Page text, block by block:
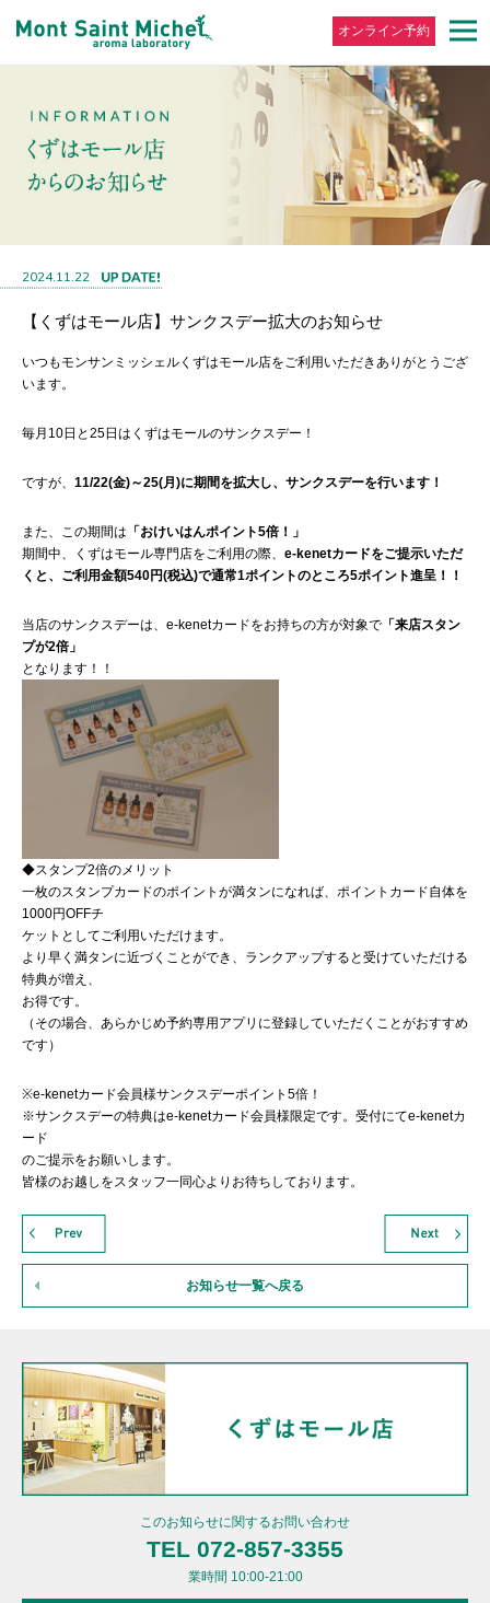
オンライン予約
2024.11.22
【くずはモール店】サンクスデー拡大のお知らせ
いつもモンサンミッシェルくずはモール店をご利用いただきありがとうござ
います。
毎月10日と25日はくずはモールのサンクスデー！
ですが、 11/22(金)～25(月)に期間を拡大し、サンクスデーを行います！
また、この期間は 「おけいはんポイント5倍！」
期間中、くずはモール専門店をご利用の際、 e-kenetカードをご提示いただ
くと、ご利用金額540円(税込)で通常1ポイントのところ5ポイント進呈！！
当店のサンクスデーは、e-kenetカードをお持ちの方が対象で 「来店スタン
プが2倍」
となります！！
◆スタンプ2倍のメリット
一枚のスタンプカードのポイントが満タンになれば、ポイントカード自体を
1000円OFFチ
ケットとしてご利用いただけます。
より早く満タンに近づくことができ、ランクアップすると受けていただける
特典が増え、
お得です。
（その場合、あらかじめ予約専用アプリに登録していただくことがおすすめ
です）
※e-kenetカード会員様サンクスデーポイント5倍！
※サンクスデーの特典はe-kenetカード会員様限定です。受付にてe-kenetカ
ード
のご提示をお願いします。
皆様のお越しをスタッフ一同心よりお待ちしております。
お知らせ一覧へ戻る
このお知らせに関するお問い合わせ
TEL 072-857-3355
業時間 10:00-21:00